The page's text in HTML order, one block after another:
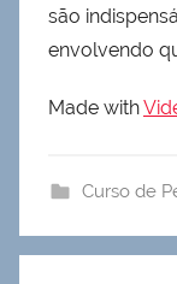
são
envolvendo
Made with
Curso de